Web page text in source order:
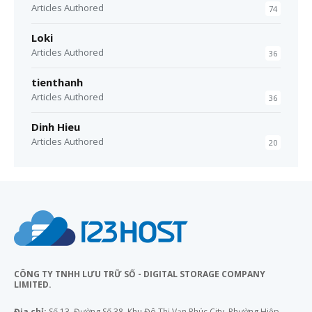
Articles Authored 74
Loki
Articles Authored 36
tienthanh
Articles Authored 36
Dinh Hieu
Articles Authored 20
CÔNG TY TNHH LƯU TRỮ SỐ - DIGITAL STORAGE COMPANY
LIMITED.